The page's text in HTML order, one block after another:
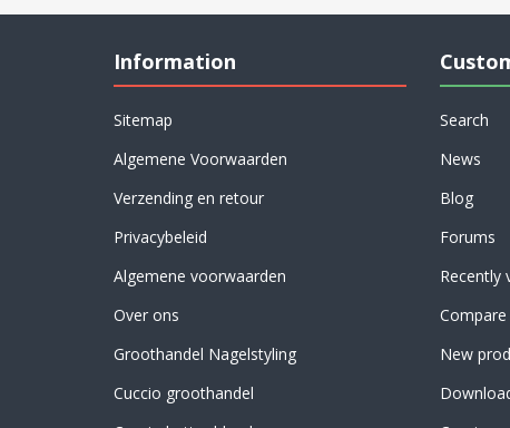
Information
Sitemap
Algemene Voorwaarden
Verzending en retour
Privacybeleid
Algemene voorwaarden
Over ons
Groothandel Nagelstyling
Cuccio groothandel
Search
News
Blog
Forums
Recently
New